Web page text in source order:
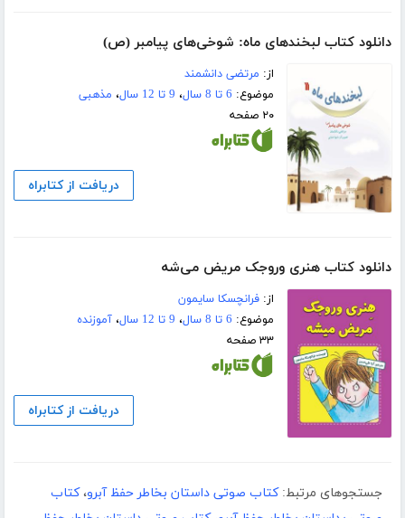
دانلود کتاب لبخندهای ماه: شوخی‌های پیامبر (ص)
از: مرتضی دانشمند
موضوع: 6 تا 8 سال ، 9 تا 12 سال ، مذهبی
۲۰ صفحه
دریافت از کتابراه
دانلود کتاب هنری وروجک مریض می‌شه
از:فرانچسکا سایمون
موضوع: 6 تا 8 سال ، 9 تا 12 سال ،آموزنده
۳۳ صفحه
دریافت از کتابراه
جستجوهای مرتبط: کتاب صوتی داستان بخاطر حفظ آبرو،کتاب